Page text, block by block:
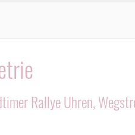
Rallye Uhren,